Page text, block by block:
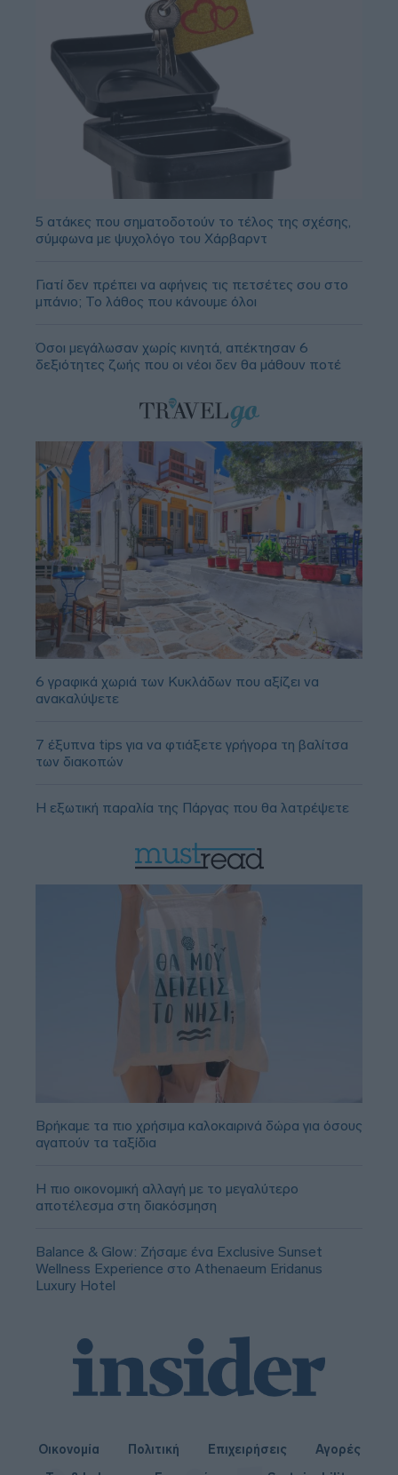
5 ατάκες που σηματοδοτούν το τέλος της σχέσης,
σύμφωνα με ψυχολόγο του Χάρβαρντ
Γιατί δεν πρέπει να αφήνεις τις πετσέτες σου στο
μπάνιο; Το λάθος που κάνουμε όλοι
Όσοι μεγάλωσαν χωρίς κινητά, απέκτησαν 6
δεξιότητες ζωής που οι νέοι δεν θα μάθουν ποτέ
6 γραφικά χωριά των Κυκλάδων που αξίζει να
ανακαλύψετε
7 έξυπνα tips για να φτιάξετε γρήγορα τη βαλίτσα
των διακοπών
Η εξωτική παραλία της Πάργας που θα λατρέψετε
Βρήκαμε τα πιο χρήσιμα καλοκαιρινά δώρα για όσους
αγαπούν τα ταξίδια
Η πιο οικονομική αλλαγή με το μεγαλύτερο
αποτέλεσμα στη διακόσμηση
Balance & Glow: Ζήσαμε ένα Exclusive Sunset
Wellness Experience στο Athenaeum Eridanus
Luxury Hotel
Οικονομία Πολιτική Επιχειρήσεις
Αγορές